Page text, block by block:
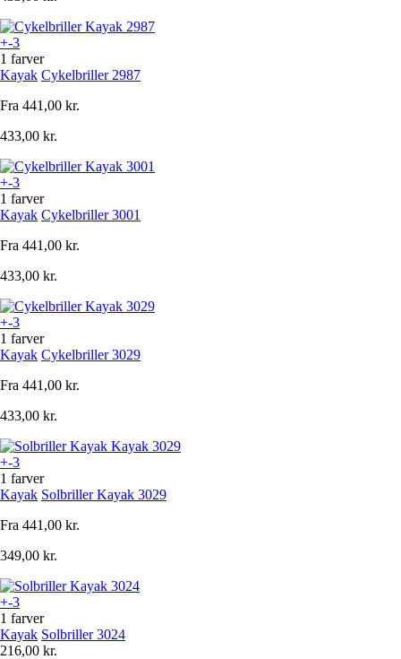
+-3
1 farver
Kayak Cykelbriller 2987
Fra 441,00 kr.
433,00 kr.
+-3
1 farver
Kayak Cykelbriller 3001
Fra 441,00 kr.
433,00 kr.
+-3
1 farver
Kayak Cykelbriller 3029
Fra 441,00 kr.
433,00 kr.
+-3
1 farver
Kayak Solbriller Kayak 3029
Fra 441,00 kr.
349,00 kr.
+-3
1 farver
Kayak Solbriller 3024
216,00 kr.